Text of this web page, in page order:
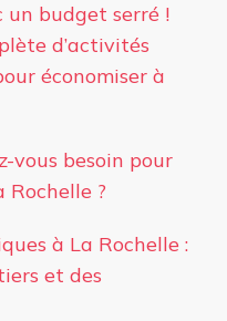
un budget serré !
d’activités
économiser à
vous besoin pour
Rochelle ?
à La Rochelle :
et des